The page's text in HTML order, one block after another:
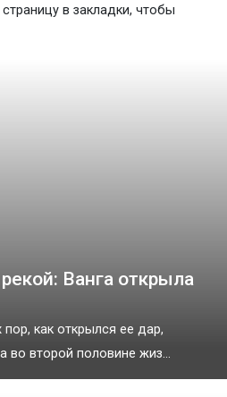
в закладки, чтобы
Ванга открыла
пор, как открылся ее дар,
во второй половине жиз...